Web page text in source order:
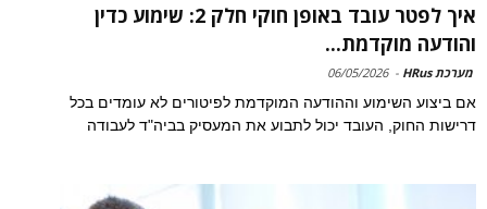
איך לפטר עובד באופן חוקי חלק 2: שימוע כדין
והודעה מוקדמת...
מערכת HRus -
06/05/2026
אם ביצוע השימוע וההודעה המוקדמת לפיטורים לא עומדים בכל
דרישות החוק, העובד יכול לתבוע את המעסיק בביה"ד לעבודה